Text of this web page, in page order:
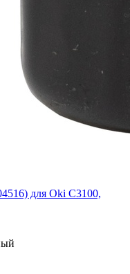
для Oki С3100,